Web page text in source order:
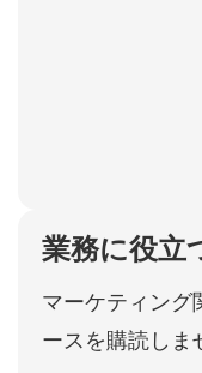
業務に役立
マーケティング
ースを購読しま